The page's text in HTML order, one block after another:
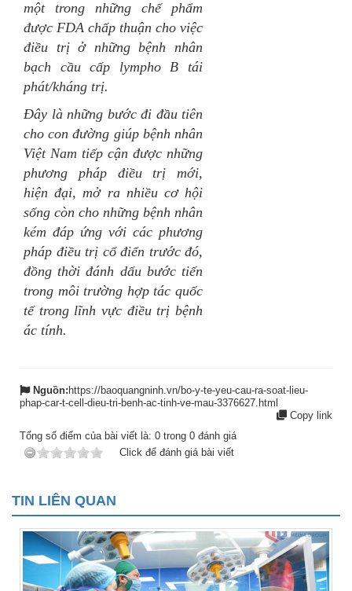
một trong những chế phẩm
được FDA chấp thuận cho việc
điều trị ở những bệnh nhân
bạch cầu cấp lympho B tái
phát/kháng trị.
Đây là những bước đi đầu tiên
cho con đường giúp bệnh nhân
Việt Nam tiếp cận được những
phương pháp điều trị mới,
hiện đại, mở ra nhiều cơ hội
sống còn cho những bệnh nhân
kém đáp ứng với các phương
pháp điều trị cổ điển trước đó,
đồng thời đánh dấu bước tiến
trong môi trường hợp tác quốc
tế trong lĩnh vực điều trị bệnh
ác tính.
Nguồn: https://baoquangninh.vn/bo-y-te-yeu-cau-ra-soat-lieu-
phap-car-t-cell-dieu-tri-benh-ac-tinh-ve-mau-3376627.html
Copy link
Tổng số điểm của bài viết là: 0 trong 0 đánh giá
Click để đánh giá bài viết
TIN LIÊN QUAN